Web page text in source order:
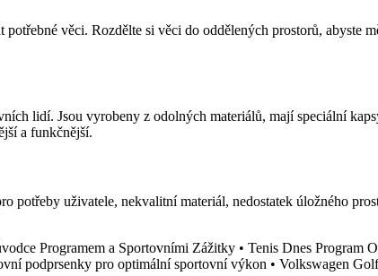
věci. Rozdělte si věci do oddělených prostorů, abyste
lidí. Jsou vyrobeny z odolných materiálů, mají speciální
a funkčnější.
potřeby uživatele, nekvalitní materiál, nedostatek úložného
Programem a Sportovními Zážitky • Tenis Dnes Program
podprsenky pro optimální sportovní výkon • Volkswagen